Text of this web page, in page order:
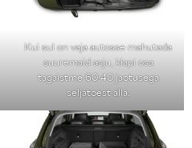
Kui sul on vaja autosse mahutada
suuremaid asju, klapi osa
tagaistme 60:40 jaotusega
seljatoest alla.